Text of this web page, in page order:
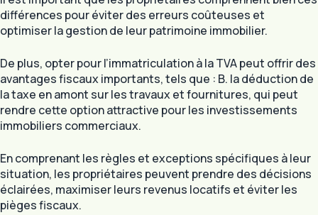
différences pour éviter des erreurs coûteuses et
optimiser la gestion de leur patrimoine immobilier.
De plus, opter pour l’immatriculation à la TVA peut offrir des
avantages fiscaux importants, tels que : B. la déduction de
la taxe en amont sur les travaux et fournitures, qui peut
rendre cette option attractive pour les investissements
immobiliers commerciaux.
En comprenant les règles et exceptions spécifiques à leur
situation, les propriétaires peuvent prendre des décisions
éclairées, maximiser leurs revenus locatifs et éviter les
pièges fiscaux.